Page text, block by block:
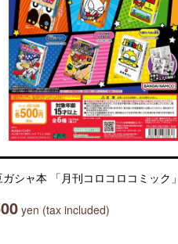
ガシャ本 「月刊コロコロコミック」
yen (tax included)